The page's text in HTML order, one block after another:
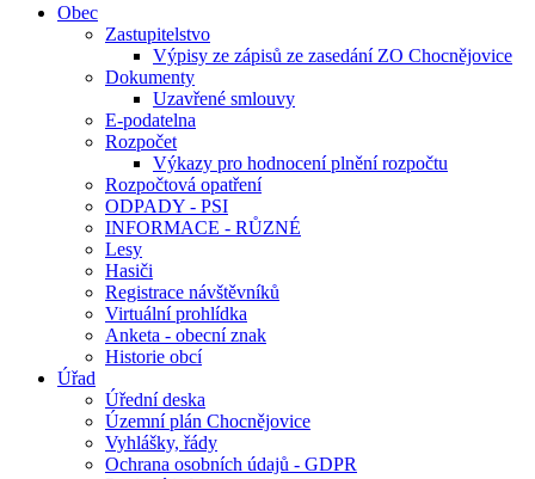
Obec
Zastupitelstvo
Výpisy ze zápisů ze zasedání ZO Chocnějovice
Dokumenty
Uzavřené smlouvy
E-podatelna
Rozpočet
Výkazy pro hodnocení plnění rozpočtu
Rozpočtová opatření
ODPADY - PSI
INFORMACE - RŮZNÉ
Lesy
Hasiči
Registrace návštěvníků
Virtuální prohlídka
Anketa - obecní znak
Historie obcí
Úřad
Úřední deska
Územní plán Chocnějovice
Vyhlášky, řády
Ochrana osobních údajů - GDPR